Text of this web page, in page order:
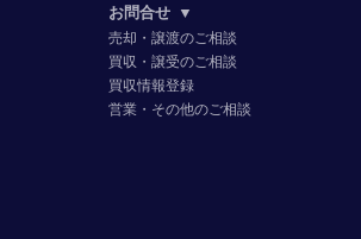
お問合せ ▼
売却・譲渡のご相談
買収・譲受のご相談
買収情報登録
営業・その他のご相談